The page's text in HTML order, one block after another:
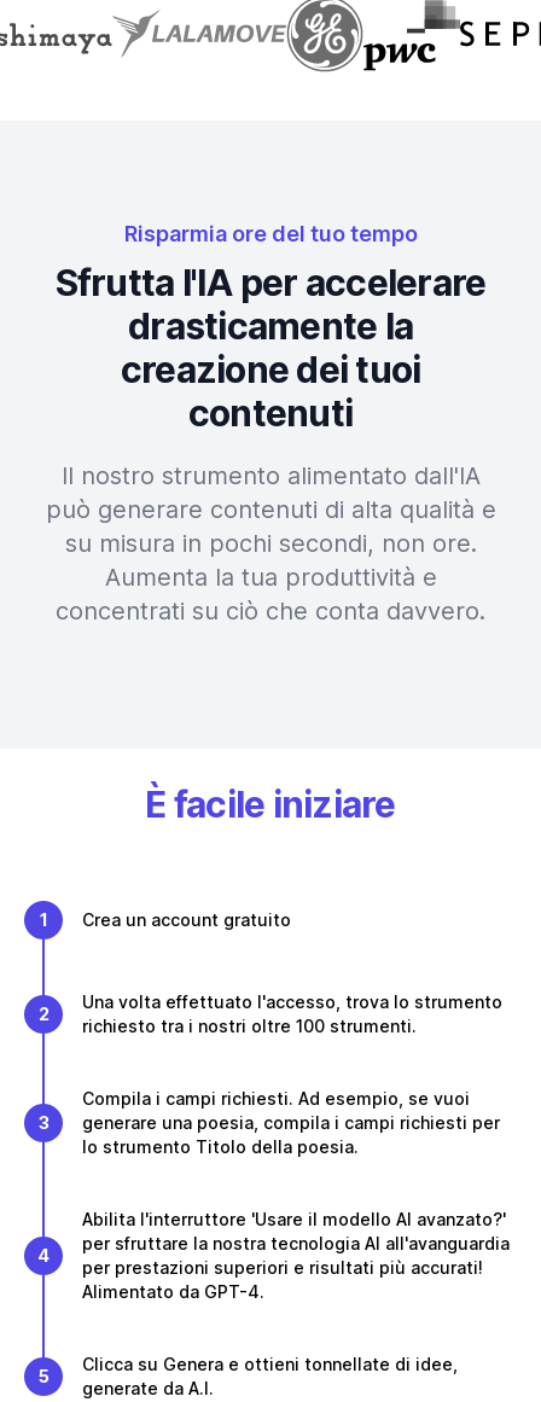
Risparmia ore del tuo tempo
Sfrutta l'IA per accelerare
drasticamente la
creazione dei tuoi
contenuti
Il nostro strumento alimentato dall'IA
può generare contenuti di alta qualità e
su misura in pochi secondi, non ore.
Aumenta la tua produttività e
concentrati su ciò che conta davvero.
È facile iniziare
1 Crea un account gratuito
2
Una volta effettuato l'accesso, trova lo strumento
richiesto tra i nostri oltre 100 strumenti.
3
Compila i campi richiesti. Ad esempio, se vuoi
generare una poesia, compila i campi richiesti per
lo strumento Titolo della poesia.
4
Abilita l'interruttore 'Usare il modello AI avanzato?'
per sfruttare la nostra tecnologia AI all'avanguardia
per prestazioni superiori e risultati più accurati!
Alimentato da GPT-4.
5
Clicca su Genera e ottieni tonnellate di idee,
generate da A.I.